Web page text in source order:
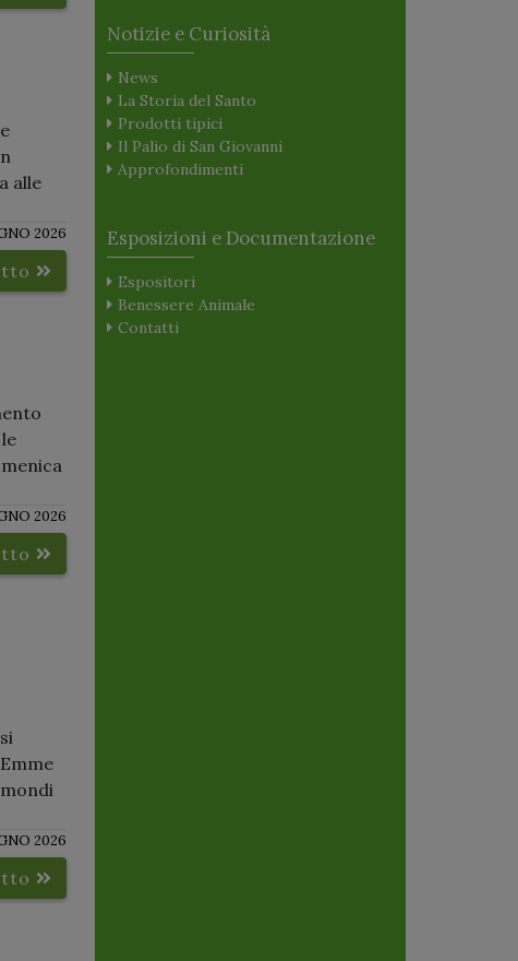
alle
2026
2026
2026
Notizie e Curiosità
News
La Storia del Santo
Prodotti tipici
Il Palio di San Giovanni
Approfondimenti
Esposizioni e Documentazione
Espositori
Benessere Animale
Contatti